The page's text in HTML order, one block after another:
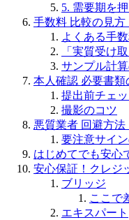
5. 需要期を
手数料 比較の見方
よくある手
「実質受け
サンプル計
本人確認 必要書
提出前チェ
撮影のコツ
悪質業者 回避方
要注意サイン
はじめてでも安心
安心保証！クレジ
ブリッジ
ここで
エキスパート